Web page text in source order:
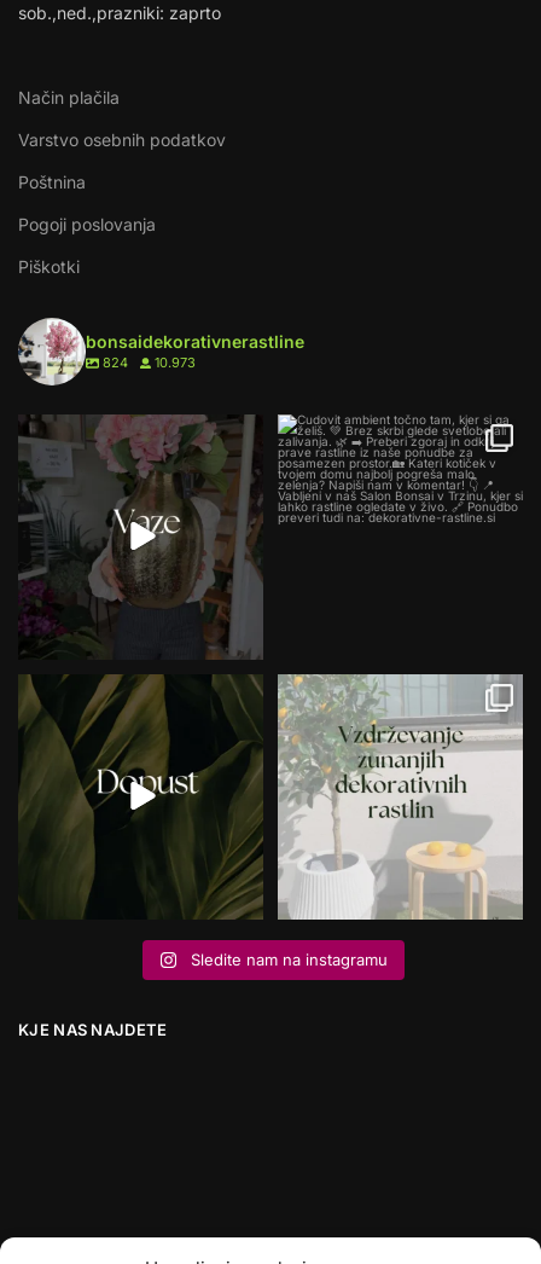
sob.,ned.,prazniki: zaprto
Način plačila
Varstvo osebnih podatkov
Poštnina
Pogoji poslovanja
Piškotki
bonsaidekorativnerastline
824 10.973
Sledite nam na instagramu
KJE NAS NAJDETE